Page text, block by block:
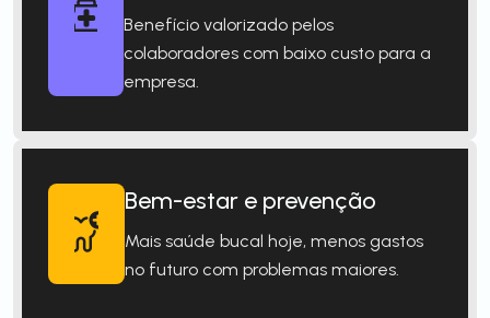
Benefício valorizado pelos
colaboradores com baixo custo para a
empresa.
Bem-estar e prevenção
Mais saúde bucal hoje, menos gastos
no futuro com problemas maiores.